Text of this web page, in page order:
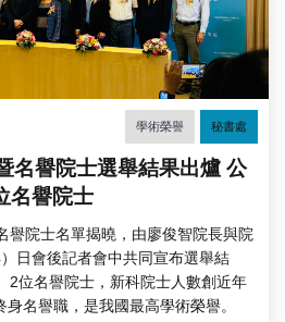
學術榮譽 秘書處
名譽院士選舉結果出爐 公
名譽院士
譽院士名單揭曉，由廖俊智院長與院
日會後記者會中共同宣布選舉結
2位名譽院士，新科院士人數創近年
名譽職，是我國最高學術榮譽。